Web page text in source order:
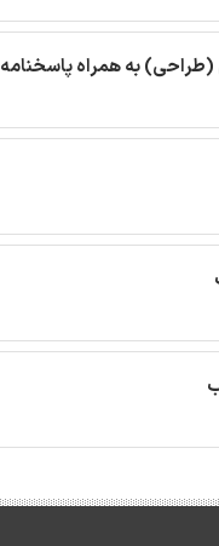
به همراه پاسخنامه